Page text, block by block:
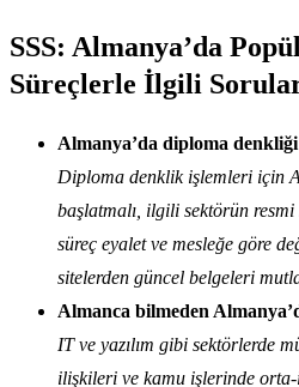
SSS: Almanya’da
Süreçlerle İlgili
Almanya’da diploma denkliği
Diploma denklik işlemleri için
başlatmalı, ilgili sektörün resmi
süreç eyalet ve mesleğe göre
sitelerden güncel belgeleri
Almanca bilmeden
IT ve yazılım gibi sektörlerde
ilişkileri ve kamu işlerinde